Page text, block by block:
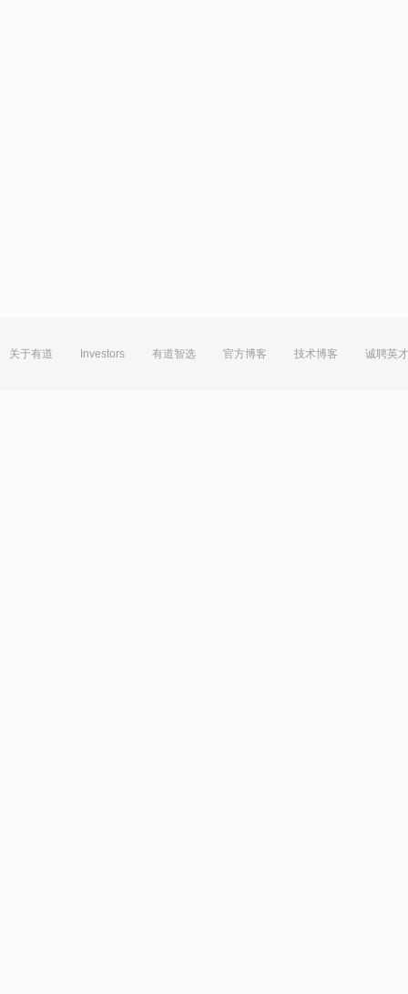
关于有道 Investors 有道智选 官方博客 技术博客 诚聘英才